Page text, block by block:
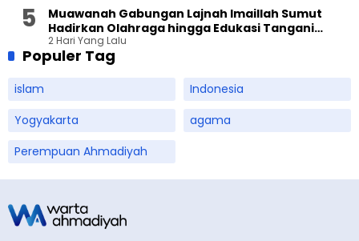
Muawanah Gabungan Lajnah Imaillah Sumut
Hadirkan Olahraga hingga Edukasi Tangani
Sampah
2 Hari Yang Lalu
Populer Tag
islam
Indonesia
Yogyakarta
agama
Perempuan Ahmadiyah